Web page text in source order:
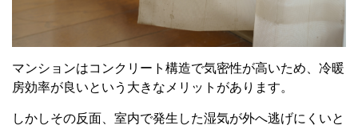
マンションはコンクリート構造で気密性が高いため、冷暖
房効率が良いという大きなメリットがあります。
しかしその反面、室内で発生した湿気が外へ逃げにくいと